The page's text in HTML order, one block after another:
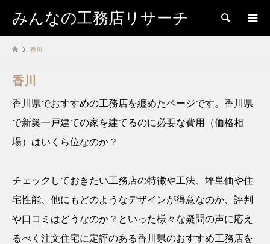
みんなの工務店リサーチ 検索
香川
香川
香川県でおすすめの工務店を纏めたページです。香川県
で新築一戸建ての家を建てるのに必要な費用（価格相
場）はいくら位なのか？
チェックしておきたい工務店の特徴や工法、坪単価や住
宅性能、他にもどのようなデザインが得意なのか、評判
や口コミはどうなのか？といった様々な疑問の声に応え
るべく注文住宅に定評のある香川県のおすすめ工務店を